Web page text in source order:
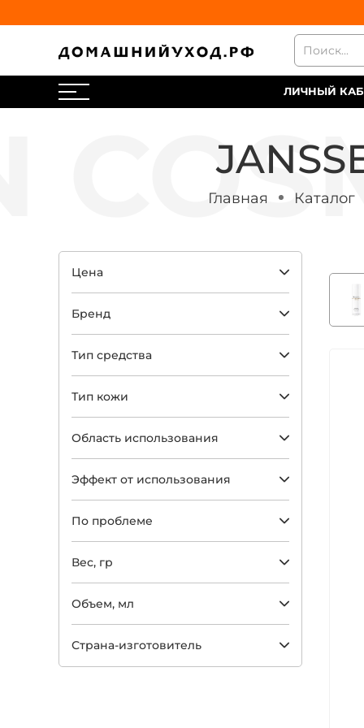
ЛИЧНЫЙ
Главная Каталог
Цена
Бренд
Тип средства
Тип кожи
Область использования
Эффект от использования
По проблеме
Вес, гр
Объем, мл
Страна-изготовитель